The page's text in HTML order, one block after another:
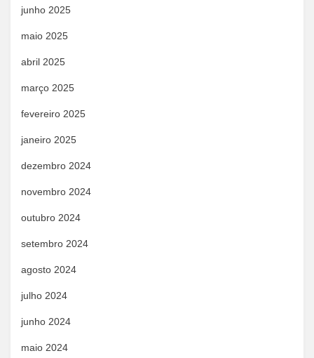
junho 2025
maio 2025
abril 2025
março 2025
fevereiro 2025
janeiro 2025
dezembro 2024
novembro 2024
outubro 2024
setembro 2024
agosto 2024
julho 2024
junho 2024
maio 2024